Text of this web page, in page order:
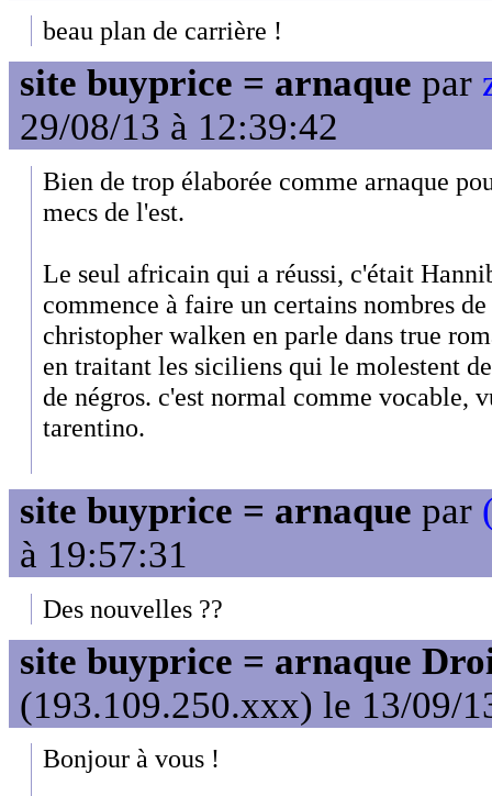
beau plan de carrière !
site buyprice = arnaque par
29/08/13 à 12:39:42
Bien de trop élaborée comme arnaque
mecs de l'est.
Le seul africain qui a réussi, c'était
commence à faire un certains nombres
christopher walken en parle dans true
en traitant les siciliens qui le molestent
de négros. c'est normal comme vocable,
tarentino.
site buyprice = arnaque par
à 19:57:31
Des nouvelles ??
site buyprice = arnaque
(193.109.250.xxx) le 13/09/
Bonjour à vous !